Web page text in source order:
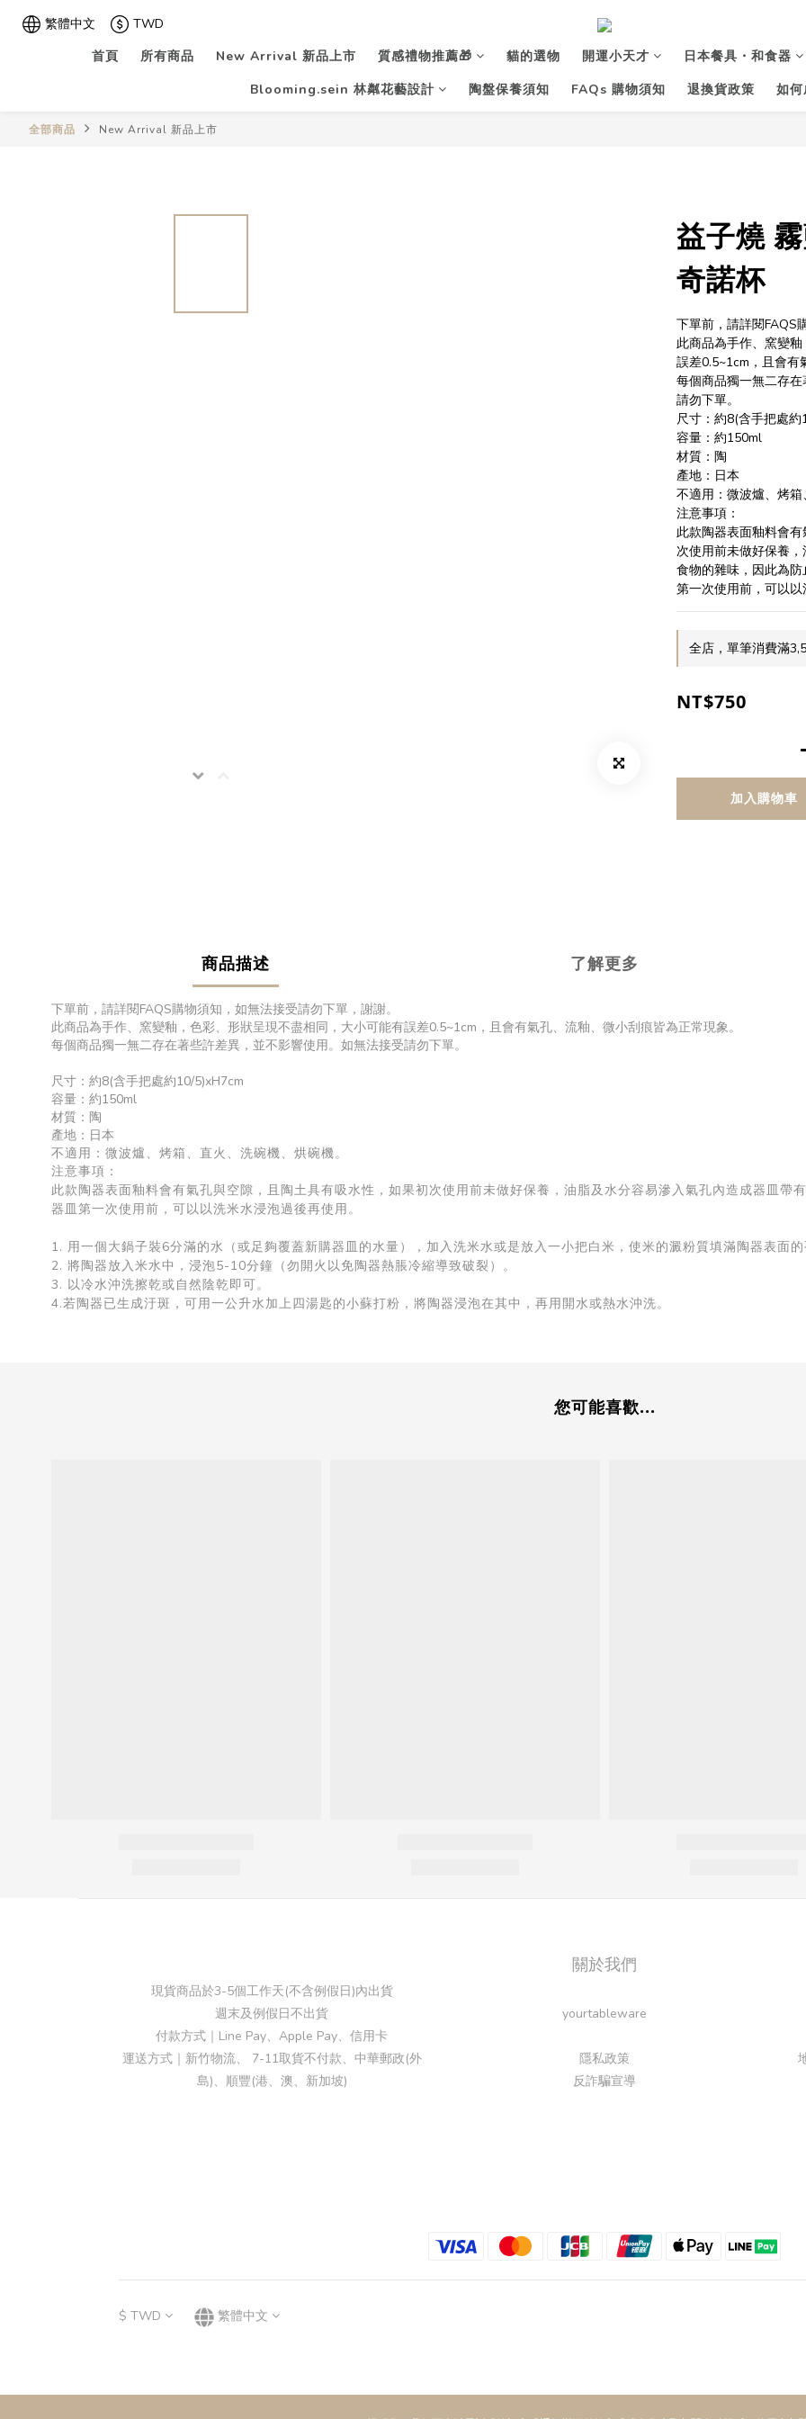
繁體中文
TWD
首頁
所有商品 New Arrival 新品上市 質感禮物推薦🎁 貓的選物 開運小天才
日本餐具・和食器
Blooming.sein 林粼花藝設計
陶盤保養須知 FAQs 購物須知 退換貨政策 如
全部商品 New Arrival 新品上市
益子燒
奇諾杯
下單前，請詳閱FAQS
此商品為手作、窯變
誤差0.5~1cm，且會有
每個商品獨一無二存
請勿下單。
尺寸：約8(含手把處約
容量：約150ml
材質：陶
產地：日本
不適用：微波爐、烤
注意事項：
此款陶器表面釉料會
次使用前未做好保養
食物的雜味，因此為
第一次使用前，可以
全店，單筆消費滿
NT$750
加入購物車
商品描述 了解更多
下單前，請詳閱FAQS購物須知，如無法接受請勿下單，謝謝。
此商品為手作、窯變釉，色彩、形狀呈現不盡相同，大小可能有誤差0.5~1cm，且會有氣孔、流釉、微小刮痕皆為正常現象。
每個商品獨一無二存在著些許差異，並不影響使用。如無法接受請勿下單。
尺寸：約8(含手把處約10/5)xH7cm
容量：約150ml
材質：陶
產地：日本
不適用：微波爐、烤箱、直火、洗碗機、烘碗機。
注意事項：
此款陶器表面釉料會有氣孔與空隙，且陶土具有吸水性，如果初次使用前未做好保養，油脂及水分容易滲入氣孔內造成器皿帶
器皿第一次使用前，可以以洗米水浸泡過後再使用。
1. 用一個大鍋子裝6分滿的水（或足夠覆蓋新購器皿的水量），加入洗米水或是放入一小把白米，使米的澱粉質填滿陶器表面
2. 將陶器放入米水中，浸泡5-10分鐘（勿開火以免陶器熱脹冷縮導致破裂）。
3. 以冷水沖洗擦乾或自然陰乾即可。
4.若陶器已生成汙斑，可用一公升水加上四湯匙的小蘇打粉，將陶器浸泡在其中，再用開水或熱水沖洗。
您可能喜歡...
現貨商品於3-5個工作天(不含例假日)內出貨
週末及例假日不出貨
付款方式｜Line Pay、Apple Pay、信用卡
運送方式｜新竹物流、 7-11取貨不付款、中華郵政(外
島)、順豐(港、澳、新加坡)
關於我們
yourtableware
隱私政策
反詐騙宣導
$ TWD 繁體中文